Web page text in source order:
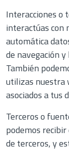
Interacciones o
interactúas con
automática
de navegación
También
utilizas nuestra
asociados a tus
Terceros o
podemos
de terceros, y